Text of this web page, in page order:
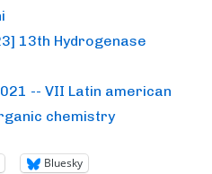
13th Hydrogenase
-- VII Latin american
chemistry
Bluesky